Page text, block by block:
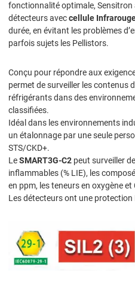
fonctionnalité optimale, Sensitron
détecteurs aveccellule
durée, en évitant les problèmes
parfois sujets les Pellistors.
Conçu pour répondre aux
permet de surveiller les contenus
réfrigérants dans des
classifiées.
Idéal dans les environnements
un étalonnage par une seule
STS/CKD+.
LeSMART3G-C2 peut surveiller
inflammables (% LIE), les
en ppm, les teneurs en oxygène et
Les détecteurs ont une protection